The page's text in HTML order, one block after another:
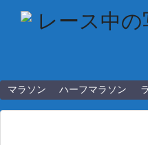
マラソン ハーフマラソン